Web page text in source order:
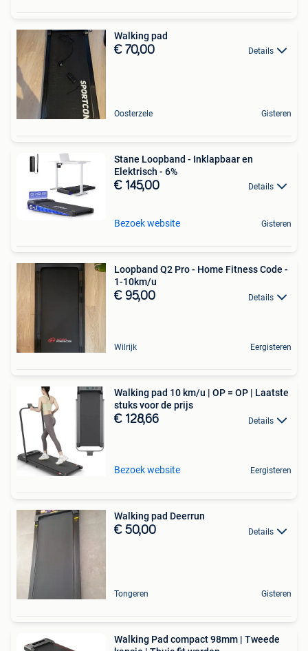
Walking pad
€ 70,00 Details
Oosterzele Gisteren
Stane Loopband - Inklapbaar en
Elektrisch - 6%
€ 145,00 Details
Bezoek website Gisteren
Loopband Q2 Pro - Home Fitness Code -
1-10km/u
€ 95,00 Details
Wilrijk Eergisteren
Walking pad 10 km/u | OP = OP | Laatste
stuks voor de prijs
€ 128,66 Details
Bezoek website Eergisteren
Walking pad Deerrun
€ 50,00 Details
Tongeren Gisteren
Walking Pad compact 98mm | Tweede